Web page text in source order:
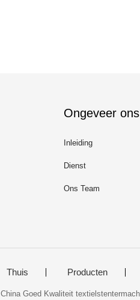
Ongeveer ons
Inleiding
Dienst
Ons Team
Thuis Producten
China Goed Kwaliteit